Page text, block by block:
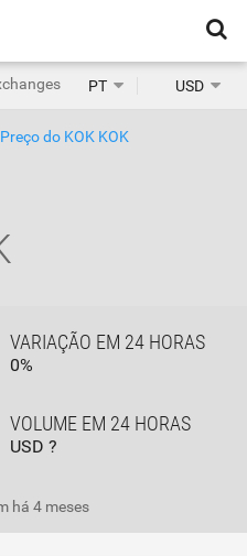
1.468
PT USD
Preço do KOK KOK
VARIAÇÃO EM 24 HORAS
0%
VOLUME EM 24 HORAS
USD ?
há 4 meses